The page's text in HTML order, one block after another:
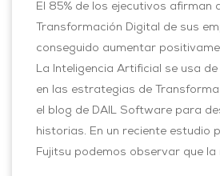
El 85% de los ejecutivos afirman
Transformación Digital de sus
conseguido aumentar
La Inteligencia Artificial se usa
en las estrategias de
el blog de DAIL Software para
historias. En un reciente estudio
Fujitsu podemos observar que la